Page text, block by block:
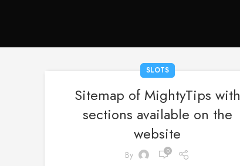
SLOTS
Sitemap of MightyTips with
sections available on the
website
By 0